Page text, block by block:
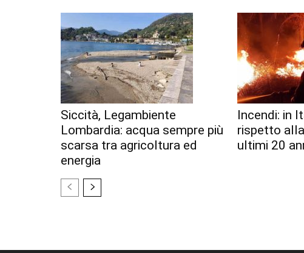
Siccità, Legambiente
Lombardia: acqua sempre più
scarsa tra agricoltura ed
energia
Incendi: in
rispetto
ultimi 20